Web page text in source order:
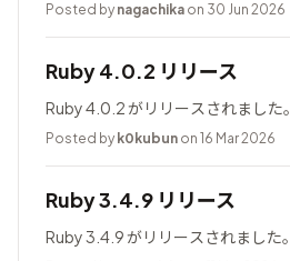
Posted by nagachika on 30 Jun 2026
Ruby 4.0.2 リリース
Ruby 4.0.2 がリリースされました。
Posted by k0kubun on 16 Mar 2026
Ruby 3.4.9 リリース
Ruby 3.4.9 がリリースされました。